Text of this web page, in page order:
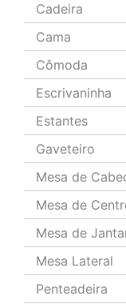
Cadeira
Cama
Cômoda
Escrivaninha
Estantes
Gaveteiro
Mesa de
Mesa de
Mesa de
Mesa Lateral
Penteadeira